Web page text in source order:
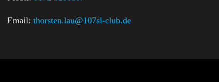
Email: thorsten.lau@107sl-club.de